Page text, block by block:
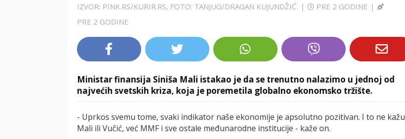
IZVOR: PINK.RS/KURIR.RS, FOTO: TANJUG/DRAGAN KUJUNDŽIĆ | PRE 2 GODINE |
PRE 2 GODINE
Ministar finansija Siniša Mali istakao je da se trenutno nalazimo u jednoj od
najvećih svetskih kriza, koja je poremetila globalno ekonomsko tržište.
- Uprkos svemu tome, svaki indikator naše ekonomije je apsolutno pozitivan. I to ne kažu
Mali ili Vučić, već MMF i sve ostale međunarodne institucije - kaže on.